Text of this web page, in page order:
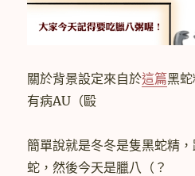
關於背景設定來自於這篇黑
有病AU（毆
簡單說就是冬冬是隻黑蛇精
蛇，然後今天是臘八（？